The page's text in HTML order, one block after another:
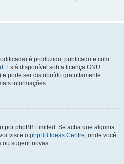
é produzido, publicado e com
. Está disponível sob a licença GNU
pode ser distribuído gratuitamente.
informações.
por phpBB Limited. Se acha que alguma
visite o phpBB Ideas Centre, onde você
ou sugerir novas.